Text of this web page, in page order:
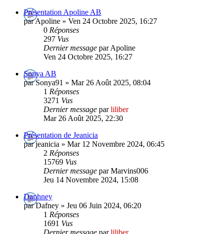
Présentation Apoline AB
par Apoline » Ven 24 Octobre 2025, 16:27
0 Réponses
297 Vus
Dernier message par Apoline
Ven 24 Octobre 2025, 16:27
Sonya AB
par Sonya91 » Mar 26 Août 2025, 08:04
1 Réponses
3271 Vus
Dernier message parliliber
Mar 26 Août 2025, 22:30
Présentation de Jeanicia
par jeanicia » Mar 12 Novembre 2024, 06:45
2 Réponses
15769 Vus
Dernier message par Marvins006
Jeu 14 Novembre 2024, 15:08
Daphney
par Dafney » Jeu 06 Juin 2024, 06:20
1 Réponses
1691 Vus
Dernier message parliliber